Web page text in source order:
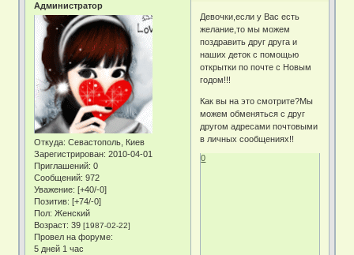
Администратор
Откуда: Севастополь, Киев
Зарегистрирован: 2010-04-01
Приглашений: 0
Сообщений: 972
Уважение: [+40/-0]
Позитив: [+74/-0]
Пол: Женский
Возраст: 39[1987-02-22]
Провел на форуме:
5 дней 1 час
Девочки,если у Вас есть
желание,то мы можем
поздравить друг друга и
наших деток с помощью
открытки по почте с Новым
годом!!!
Как вы на это смотрите?Мы
можем обменяться с друг
другом адресами почтовыми
в личных сообщениях!!
0